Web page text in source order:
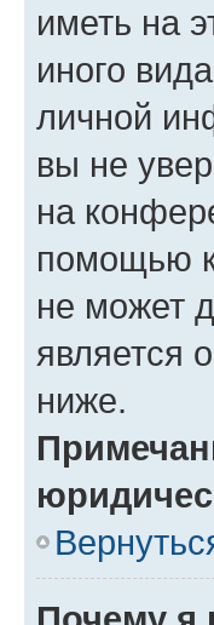
иметь на
иного
личной
вы не
на
помощью
не может
является
ниже.